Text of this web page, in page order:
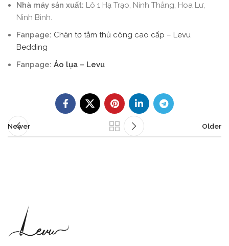
Nhà máy sản xuất: Lô 1 Hạ Trạo, Ninh Thắng, Hoa Lư,
Ninh Bình.
Fanpage: Chăn tơ tằm thủ công cao cấp – Levu
Bedding
Fanpage: Áo lụa – Levu
Newer Older